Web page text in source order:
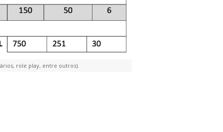
role play, entre outros).